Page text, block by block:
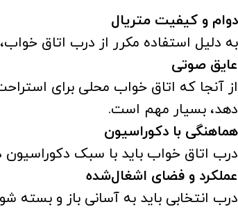
دوام و کیفیت متریال
به دلیل استفاده مکرر از درب اتاق
عایق صوتی
از آنجا که اتاق خواب محلی برای
دهد، بسیار مهم است.
هماهنگی با دکوراسیون
درب اتاق خواب باید با سبک
عملکرد و فضای اشغال‌شده
درب انتخابی باید به آسانی باز و بسته